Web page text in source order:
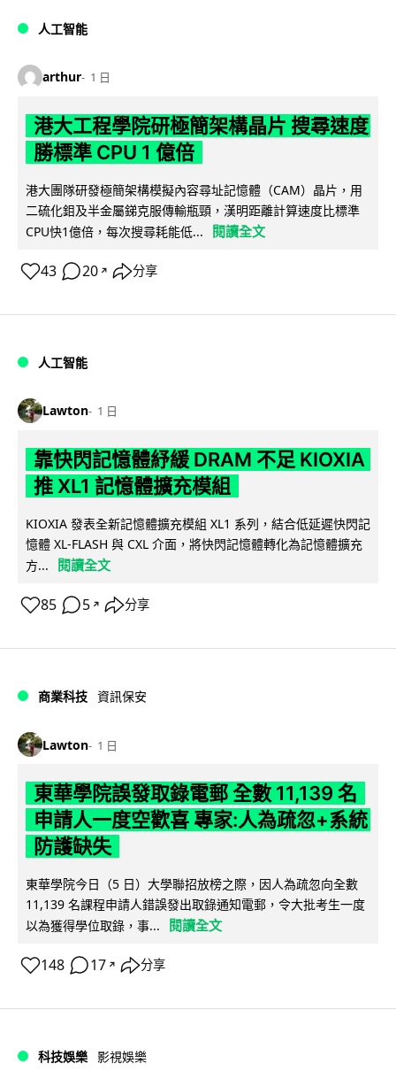
人工智能
arthur 1 日
港大工程學院研極簡架構晶片 搜尋速度
勝標準 CPU 1 億倍
港大團隊研發極簡架構模擬內容尋址記憶體（CAM）晶片，用
二硫化鉬及半金屬銻克服傳輸瓶頸，漢明距離計算速度比標準
CPU快1億倍，每次搜尋耗能低...
閱讀全文
43 20 ↗ 分享
人工智能
Lawton 1 日
靠快閃記憶體紓緩 DRAM 不足 KIOXIA
推 XL1 記憶體擴充模組
KIOXIA 發表全新記憶體擴充模組 XL1 系列，結合低延遲快閃記
憶體 XL-FLASH 與 CXL 介面，將快閃記憶體轉化為記憶體擴充
方...
閱讀全文
85 5 ↗ 分享
商業科技 資訊保安
Lawton 1 日
東華學院誤發取錄電郵 全數 11,139 名
申請人一度空歡喜 專家:人為疏忽+系統
防護缺失
東華學院今日（5 日）大學聯招放榜之際，因人為疏忽向全數
11,139 名課程申請人錯誤發出取錄通知電郵，令大批考生一度
以為獲得學位取錄，事...
閱讀全文
148 17 ↗ 分享
科技娛樂 影視娛樂